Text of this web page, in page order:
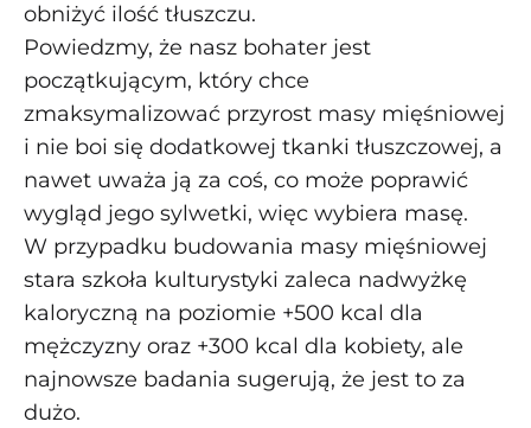
obniżyć ilość tłuszczu.
Powiedzmy, że nasz bohater jest
początkującym, który chce
zmaksymalizować przyrost masy mięśniowej
i nie boi się dodatkowej tkanki tłuszczowej, a
nawet uważa ją za coś, co może poprawić
wygląd jego sylwetki, więc wybiera masę.
W przypadku budowania masy mięśniowej
stara szkoła kulturystyki zaleca nadwyżkę
kaloryczną na poziomie +500 kcal dla
mężczyzny oraz +300 kcal dla kobiety, ale
najnowsze badania sugerują, że jest to za
dużo.